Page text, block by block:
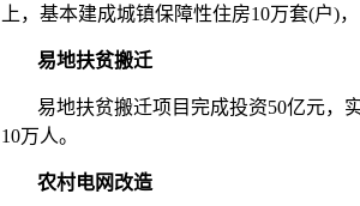
上，基本建成城镇保障性住房10万套(户)
易地扶贫搬迁
易地扶贫搬迁项目完成投资50亿元，
10万人。
农村电网改造